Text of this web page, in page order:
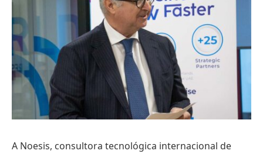
A Noesis, consultora tecnológica internacional de